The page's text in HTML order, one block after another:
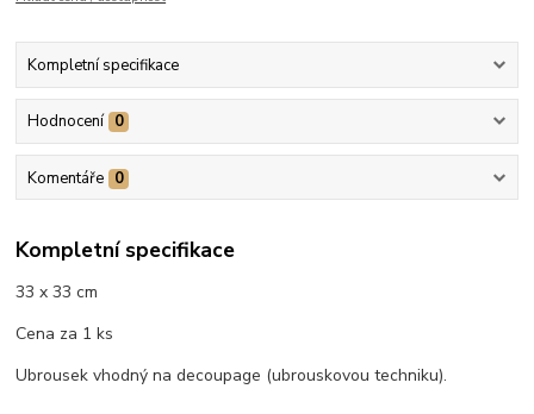
Kompletní specifikace
Hodnocení 0
Komentáře 0
Kompletní specifikace
33 x 33 cm
Cena za 1 ks
Ubrousek vhodný na decoupage (ubrouskovou techniku).